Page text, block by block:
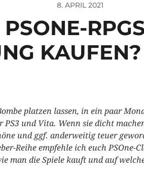
8. APRIL 2021
platzen lassen, in ein paar
PS3 und Vita. Wenn sie dicht
und ggf. anderweitig teuer
Reihe empfehle ich euch PSOne-
man die Spiele kauft und auf